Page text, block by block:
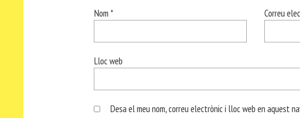
Nom * Correu
Lloc web
Desa el meu nom, correu electrònic i lloc web en aquest